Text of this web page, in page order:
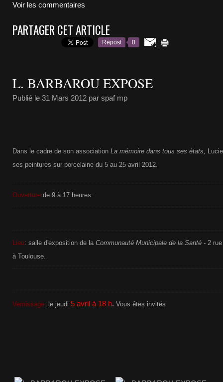
Voir les commentaires
PARTAGER CET ARTICLE
Repost 0
L. BARBAROU EXPOSE
Publié le 31 Mars 2012 par spaf mp
Dans le cadre de son association La mémoire dans tous ses états,
ses peintures sur porcelaine du 5 au 25 avril 2012.
Ouverture:de 9 à 17 heures.
Lieu: salle d'exposition de la Communauté Municipale de la Santé - 2
à Toulouse.
Vernissage: le jeudi 5 avril à 18 h. Vous êtes invités